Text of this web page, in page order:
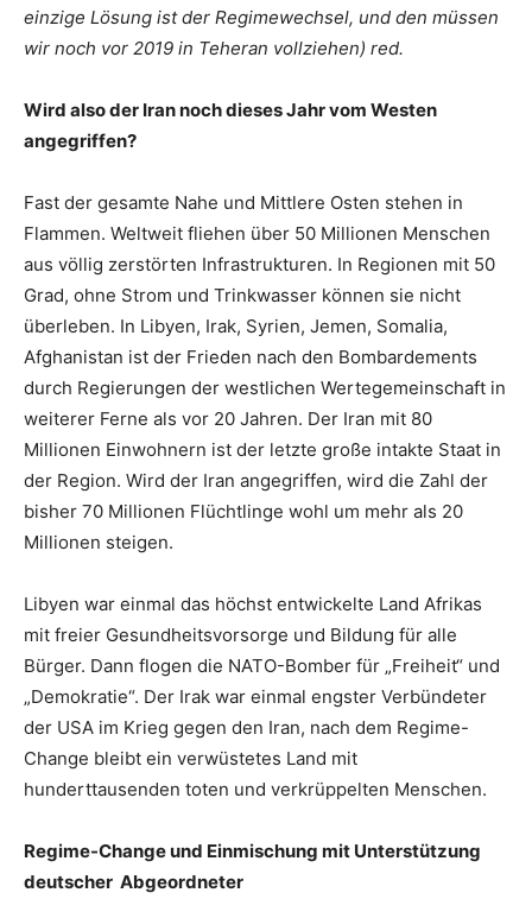
einzige Lösung ist der Regimewechsel, und den müssen
wir noch vor 2019 in Teheran vollziehen) red.
Wird also der Iran noch dieses Jahr vom Westen
angegriffen?
Fast der gesamte Nahe und Mittlere Osten stehen in
Flammen. Weltweit fliehen über 50 Millionen Menschen
aus völlig zerstörten Infrastrukturen. In Regionen mit 50
Grad, ohne Strom und Trinkwasser können sie nicht
überleben. In Libyen, Irak, Syrien, Jemen, Somalia,
Afghanistan ist der Frieden nach den Bombardements
durch Regierungen der westlichen Wertegemeinschaft in
weiterer Ferne als vor 20 Jahren. Der Iran mit 80
Millionen Einwohnern ist der letzte große intakte Staat in
der Region. Wird der Iran angegriffen, wird die Zahl der
bisher 70 Millionen Flüchtlinge wohl um mehr als 20
Millionen steigen.
Libyen war einmal das höchst entwickelte Land Afrikas
mit freier Gesundheitsvorsorge und Bildung für alle
Bürger. Dann flogen die NATO-Bomber für „Freiheit“ und
„Demokratie“. Der Irak war einmal engster Verbündeter
der USA im Krieg gegen den Iran, nach dem Regime-
Change bleibt ein verwüstetes Land mit
hunderttausenden toten und verkrüppelten Menschen.
Regime-Change und Einmischung mit Unterstützung
deutscher Abgeordneter